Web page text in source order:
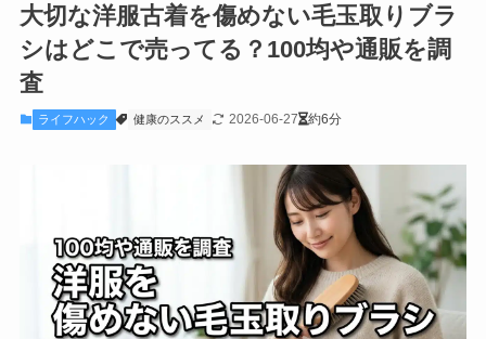
大切な洋服古着を傷めない毛玉取りブラ
シはどこで売ってる？100均や通販を調
査
ライフハック 健康のススメ 2026-06-27 約6分